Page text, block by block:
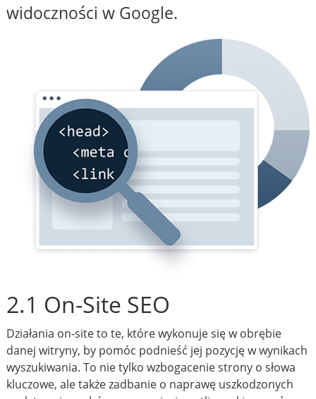
widoczności w Google.
2.1 On-Site SEO
Działania on-site to te, które wykonuje się w obrębie
danej witryny, by pomóc podnieść jej pozycję w wynikach
wyszukiwania. To nie tylko wzbogacenie strony o słowa
kluczowe, ale także zadbanie o naprawę uszkodzonych